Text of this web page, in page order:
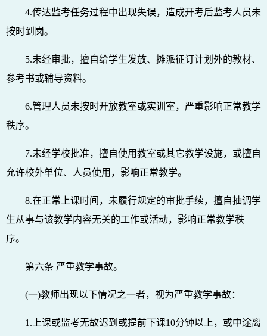
4.传达监考任务过程中出现失误，造成开考后监考人员未
按时到岗。
5.未经审批，擅自给学生发放、摊派征订计划外的教材、
参考书或辅导资料。
6.管理人员未按时开放教室或实训室，严重影响正常教学
秩序。
7.未经学校批准，擅自使用教室或其它教学设施，或擅自
允许校外单位、人员使用，影响正常教学。
8.在正常上课时间，未履行规定的审批手续，擅自抽调学
生从事与该教学内容无关的工作或活动，影响正常教学秩
序。
第六条 严重教学事故。
(一)教师出现以下情况之一者，视为严重教学事故：
1.上课或监考无故迟到或提前下课10分钟以上，或中途离